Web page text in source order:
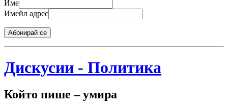
Име
Имейл адрес
Абонирай се
Дискусии - Политика
Който пише – умира